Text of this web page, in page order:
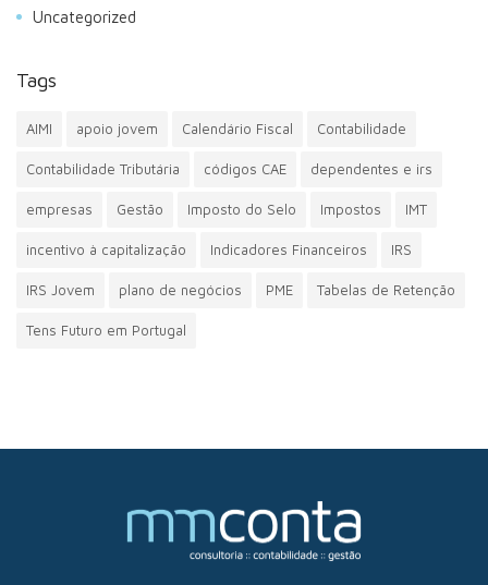
Uncategorized
Tags
AIMI apoio jovem Calendário Fiscal Contabilidade
Contabilidade Tributária códigos CAE dependentes e irs
empresas Gestão Imposto do Selo Impostos IMT
incentivo à capitalização Indicadores Financeiros IRS
IRS Jovem plano de negócios PME Tabelas de Retenção
Tens Futuro em Portugal